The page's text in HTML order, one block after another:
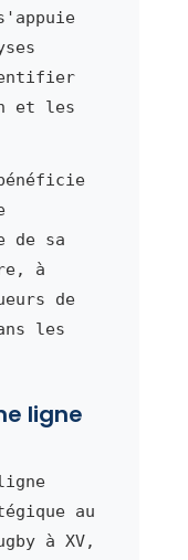
et les
de sa
à
de
les
ligne
au
à XV,